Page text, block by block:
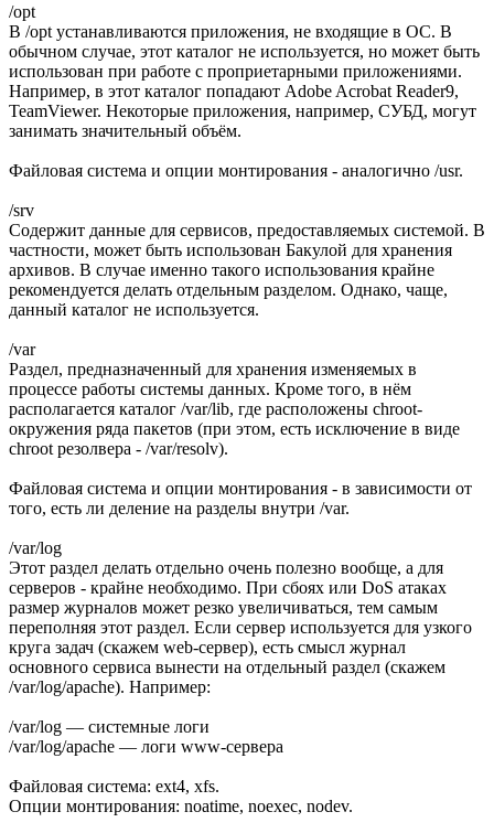
/opt
В /opt устанавливаются приложения, не входящие в ОС. В
обычном случае, этот каталог не используется, но может быть
использован при работе с проприетарными приложениями.
Например, в этот каталог попадают Adobe Acrobat Reader9,
TeamViewer. Некоторые приложения, например, СУБД, могут
занимать значительный объём.
Файловая система и опции монтирования - аналогично /usr.
/srv
Cодержит данные для сервисов, предоставляемых системой. В
частности, может быть использован Бакулой для хранения
архивов. В случае именно такого использования крайне
рекомендуется делать отдельным разделом. Однако, чаще,
данный каталог не используется.
/var
Раздел, предназначенный для хранения изменяемых в
процессе работы системы данных. Кроме того, в нём
располагается каталог /var/lib, где расположены chroot-
окружения ряда пакетов (при этом, есть исключение в виде
chroot резолвера - /var/resolv).
Файловая система и опции монтирования - в зависимости от
того, есть ли деление на разделы внутри /var.
/var/log
Этот раздел делать отдельно очень полезно вообще, а для
серверов - крайне необходимо. При сбоях или DoS атаках
размер журналов может резко увеличиваться, тем самым
переполняя этот раздел. Если сервер используется для узкого
круга задач (скажем web-сервер), есть смысл журнал
основного сервиса вынести на отдельный раздел (скажем
/var/log/apache). Например:
/var/log — системные логи
/var/log/apache — логи www-сервера
Файловая система: ext4, xfs.
Опции монтирования: noatime, noexec, nodev.